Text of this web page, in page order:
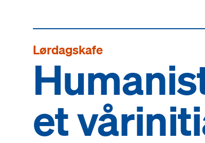
Lørdagskafe
et